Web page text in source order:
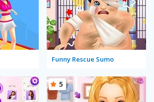
Funny Rescue Sumo
5